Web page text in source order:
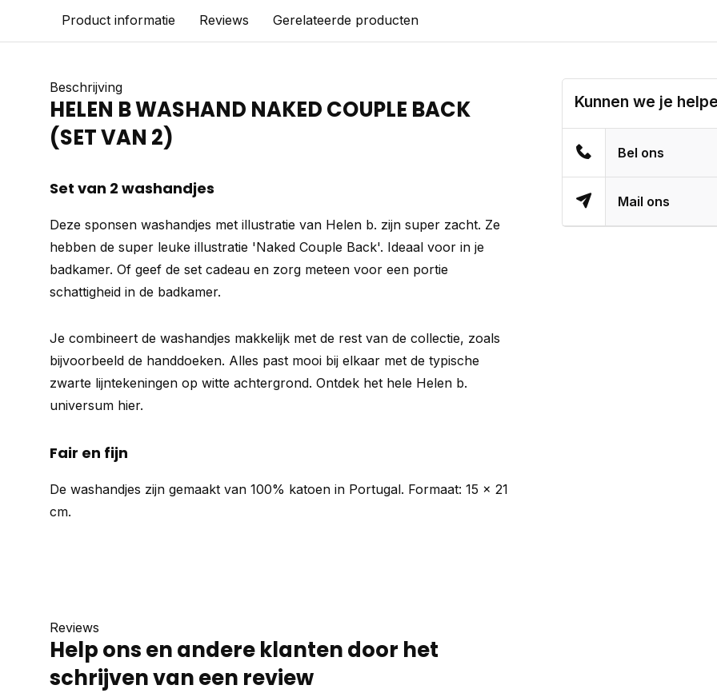
Product informatie Reviews Gerelateerde producten
Beschrijving
HELEN B WASHAND NAKED COUPLE BACK
(SET VAN 2)
Set van 2 washandjes
Deze sponsen washandjes met illustratie van Helen b. zijn super zacht. Ze
hebben de super leuke illustratie 'Naked Couple Back'. Ideaal voor in je
badkamer. Of geef de set cadeau en zorg meteen voor een portie
schattigheid in de badkamer.
Je combineert de washandjes makkelijk met de rest van de collectie, zoals
bijvoorbeeld de handdoeken. Alles past mooi bij elkaar met de typische
zwarte lijntekeningen op witte achtergrond. Ontdek het hele Helen b.
universum hier.
Fair en fijn
De washandjes zijn gemaakt van 100% katoen in Portugal. Formaat: 15 x 21
cm.
Kunnen we je
Bel ons
Mail ons
Reviews
Help ons en andere klanten door het
schrijven van een review